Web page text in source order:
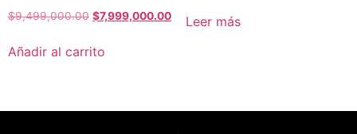
$9,499,000.00 $7,999,000.00
Añadir al carrito
Leer más